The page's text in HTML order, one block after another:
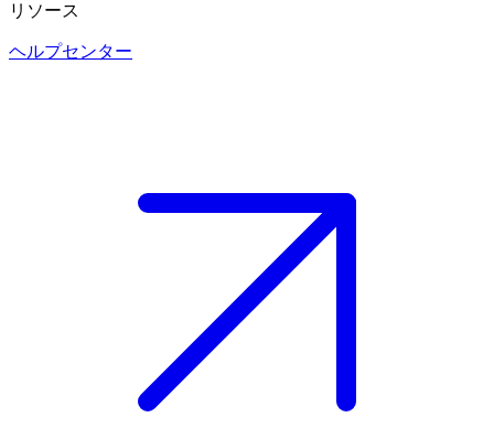
リソース
ヘルプセンター